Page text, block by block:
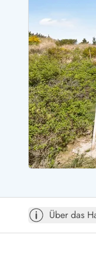
Ferienhäuser Argab
Ferienhäuser in Arrild
Ferienhäuser Bjerregard
Ferienhäuser Blavand
Ferienhäuser Bork Havn
Ferienhäuser Fjand
Ferienhäuser Fanö
Ferienhäuser Graerup
Ferienhäuser Haurvig
Ferienhäuser Henne
Öffnungszeiten
Anreise
Über das